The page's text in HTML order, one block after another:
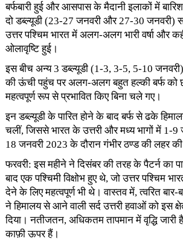
बर्फबारी हुई और आसपास के मैदानी इलाकों में
दो डब्ल्यूडी (23-27 जनवरी और 27-30 जनवरी)
उत्तर पश्चिम भारत में अलग-अलग भारी वर्षा और
ओलावृष्टि हुई।
इस बीच अन्य 3 डब्ल्यूडी (1-3, 3-5, 5-10
की ऊंची पहुंच पर अलग-अलग बहुत हल्की बर्फ को
महत्वपूर्ण रूप से प्रभावित किए बिना चले गए।
इन डब्ल्यूडी के पारित होने के बाद बर्फ से ढके
चलीं, जिससे भारत के उत्तरी और मध्य भागों में 1-
18 जनवरी 2023 के दौरान गंभीर ठण्ड की लहर की
फरवरी: इस महीने ने दिसंबर की तरह के पैटर्न का
बाद एक पश्चिमी विक्षोभ हुए थे, जो उत्तर पश्चिम
देने के लिए महत्वपूर्ण भी थे। वास्तव में, त्वरित
ने हिमालय से आने वाली सर्द उत्तरी हवाओं को इस
दिया। नतीजतन, अधिकतम तापमान में वृद्धि
काफ़ी ऊपर हैं।